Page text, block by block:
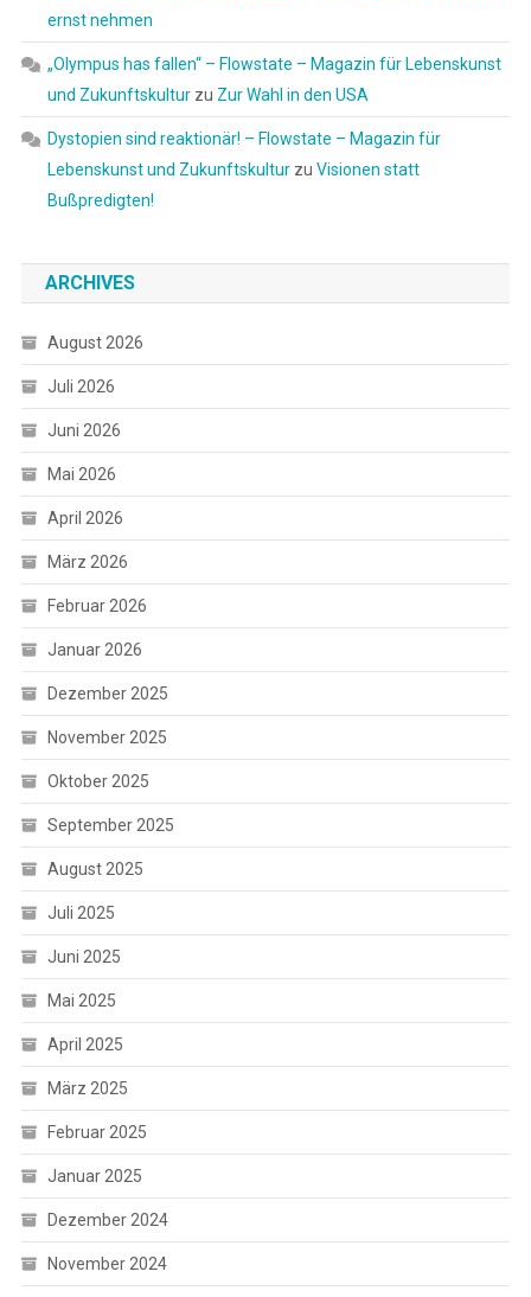
ernst nehmen
„Olympus has fallen“ – Flowstate – Magazin für Lebenskunst
und Zukunftskulturzu Zur Wahl in den USA
Dystopien sind reaktionär! – Flowstate – Magazin für
Lebenskunst und Zukunftskulturzu Visionen statt
Bußpredigten!
ARCHIVES
August 2026
Juli 2026
Juni 2026
Mai 2026
April 2026
März 2026
Februar 2026
Januar 2026
Dezember 2025
November 2025
Oktober 2025
September 2025
August 2025
Juli 2025
Juni 2025
Mai 2025
April 2025
März 2025
Februar 2025
Januar 2025
Dezember 2024
November 2024